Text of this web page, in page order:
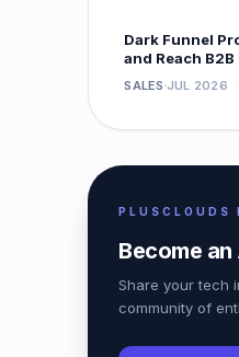
Dark Funnel
and Reach
SALES JUL 2026
PLUSCLOUDS
Become
Share your tech
community of